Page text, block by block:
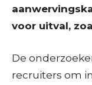
voor uitval,
De
recruiters om